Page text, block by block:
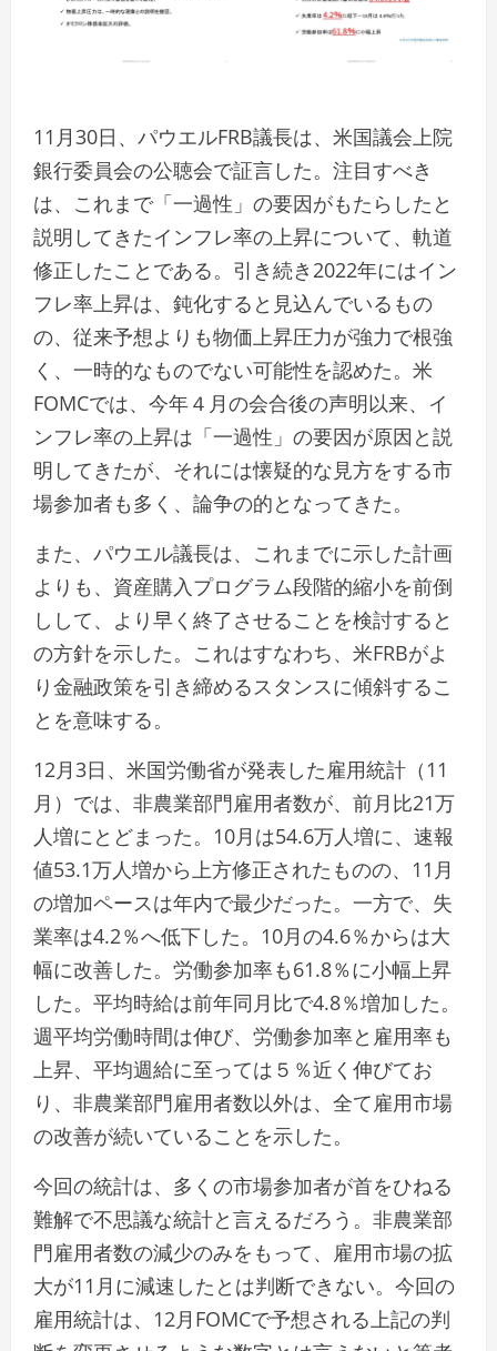
11月30日、パウエルFRB議長は、米国議会上院
銀行委員会の公聴会で証言した。注目すべき
は、これまで「一過性」の要因がもたらしたと
説明してきたインフレ率の上昇について、軌道
修正したことである。引き続き2022年にはイン
フレ率上昇は、鈍化すると見込んでいるもの
の、従来予想よりも物価上昇圧力が強力で根強
く、一時的なものでない可能性を認めた。米
FOMCでは、今年４月の会合後の声明以来、イ
ンフレ率の上昇は「一過性」の要因が原因と説
明してきたが、それには懐疑的な見方をする市
場参加者も多く、論争の的となってきた。
また、パウエル議長は、これまでに示した計画
よりも、資産購入プログラム段階的縮小を前倒
しして、より早く終了させることを検討すると
の方針を示した。これはすなわち、米FRBがよ
り金融政策を引き締めるスタンスに傾斜するこ
とを意味する。
12月3日、米国労働省が発表した雇用統計（11
月）では、非農業部門雇用者数が、前月比21万
人増にとどまった。10月は54.6万人増に、速報
値53.1万人増から上方修正されたものの、11月
の増加ペースは年内で最少だった。一方で、失
業率は4.2％へ低下した。10月の4.6％からは大
幅に改善した。労働参加率も61.8％に小幅上昇
した。平均時給は前年同月比で4.8％増加した。
週平均労働時間は伸び、労働参加率と雇用率も
上昇、平均週給に至っては５％近く伸びてお
り、非農業部門雇用者数以外は、全て雇用市場
の改善が続いていることを示した。
今回の統計は、多くの市場参加者が首をひねる
難解で不思議な統計と言えるだろう。非農業部
門雇用者数の減少のみをもって、雇用市場の拡
大が11月に減速したとは判断できない。今回の
雇用統計は、12月FOMCで予想される上記の判